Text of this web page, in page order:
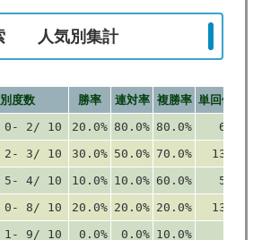
人気別集計
度数 勝率 連対率 複勝率 単回値
2/ 10 20.0% 80.0% 80.0% 67
3/ 10 30.0% 50.0% 70.0% 130
4/ 10 10.0% 10.0% 60.0% 51
8/ 10 20.0% 20.0% 20.0% 132
9/ 10 0.0% 0.0% 10.0%